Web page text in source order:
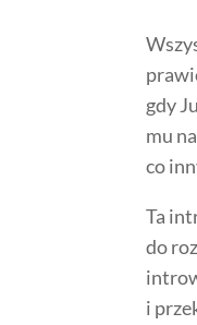
gdy
mu
co
Ta
do
i